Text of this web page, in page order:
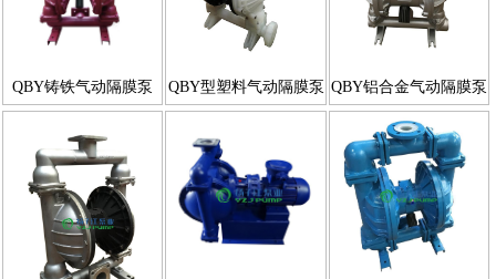
QBY铸铁气动隔膜泵
QBY型塑料气动隔膜泵 QBY铝合金气动隔膜泵